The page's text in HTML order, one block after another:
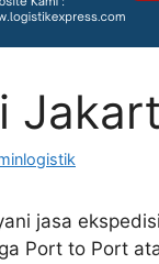
jasa
Port to Port